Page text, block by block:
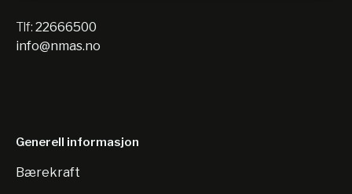
Tlf: 22666500
info@nmas.no
Generell informasjon
Bærekraft